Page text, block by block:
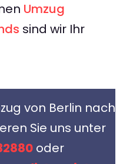
Umzug
sind wir Ihr
von Berlin nach
Sie uns unter
oder